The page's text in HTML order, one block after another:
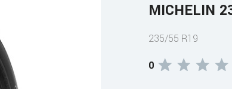
MICHELIN
235/55 R19
0